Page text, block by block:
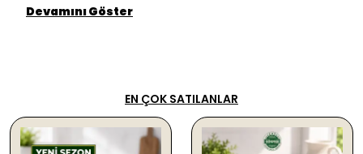
Devamını Göster
EN ÇOK SATILANLAR